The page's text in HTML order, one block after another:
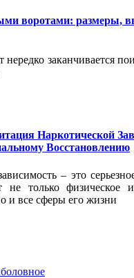
воротами: размеры,
заканчивается
Наркотической
Восстановлению
– это
не только физическое
и все сферы его жизни